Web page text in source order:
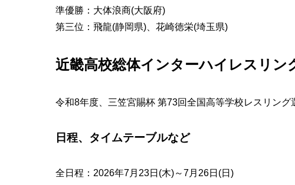
準優勝：大体浪商(大阪府)
第三位：飛龍(静岡県)、花崎徳栄(埼玉県)
近畿高校総体インターハイレスリン
令和8年度、三笠宮賜杯 第73回全国高等学校レスリング
日程、タイムテーブルなど
全日程：2026年7月23日(木)～7月26日(日)